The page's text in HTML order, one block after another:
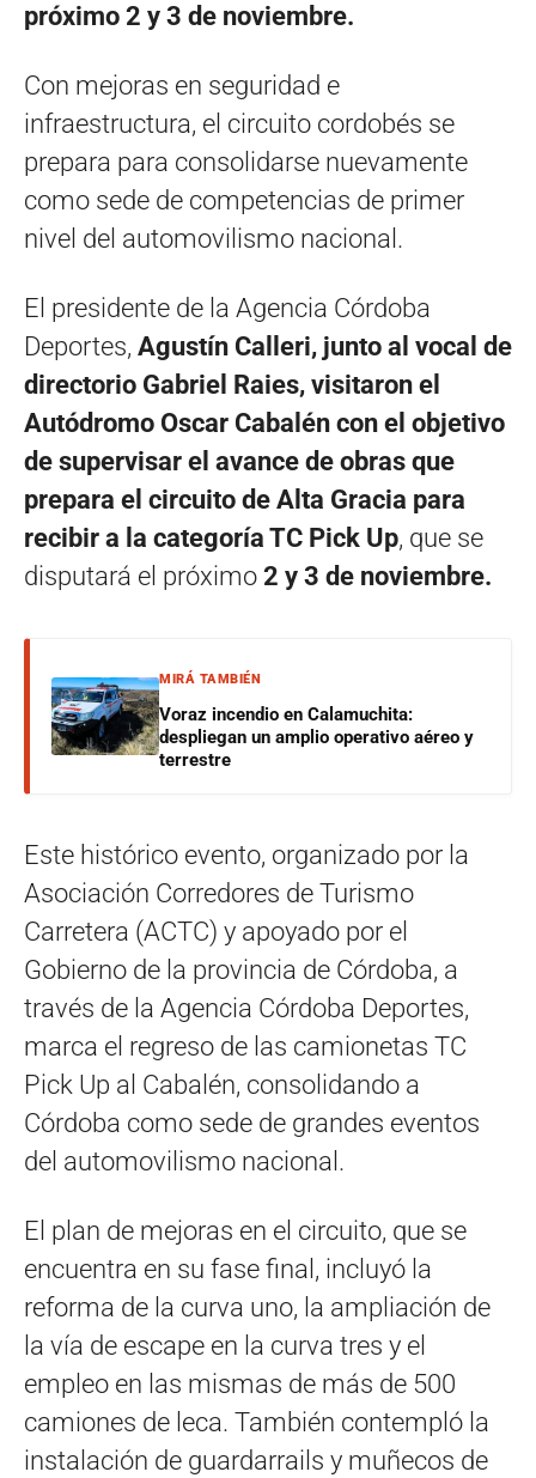
próximo 2 y 3 de noviembre.
Con mejoras en seguridad e
infraestructura, el circuito cordobés se
prepara para consolidarse nuevamente
como sede de competencias de primer
nivel del automovilismo nacional.
El presidente de la Agencia Córdoba
Deportes, Agustín Calleri, junto al vocal de
directorio Gabriel Raies, visitaron el
Autódromo Oscar Cabalén con el objetivo
de supervisar el avance de obras que
prepara el circuito de Alta Gracia para
recibir a la categoría TC Pick Up, que se
disputará el próximo 2 y 3 de noviembre.
MIRÁ TAMBIÉN
Voraz incendio en Calamuchita:
despliegan un amplio operativo aéreo y
terrestre
Este histórico evento, organizado por la
Asociación Corredores de Turismo
Carretera (ACTC) y apoyado por el
Gobierno de la provincia de Córdoba, a
través de la Agencia Córdoba Deportes,
marca el regreso de las camionetas TC
Pick Up al Cabalén, consolidando a
Córdoba como sede de grandes eventos
del automovilismo nacional.
El plan de mejoras en el circuito, que se
encuentra en su fase final, incluyó la
reforma de la curva uno, la ampliación de
la vía de escape en la curva tres y el
empleo en las mismas de más de 500
camiones de leca. También contempló la
instalación de guardarrails y muñecos de